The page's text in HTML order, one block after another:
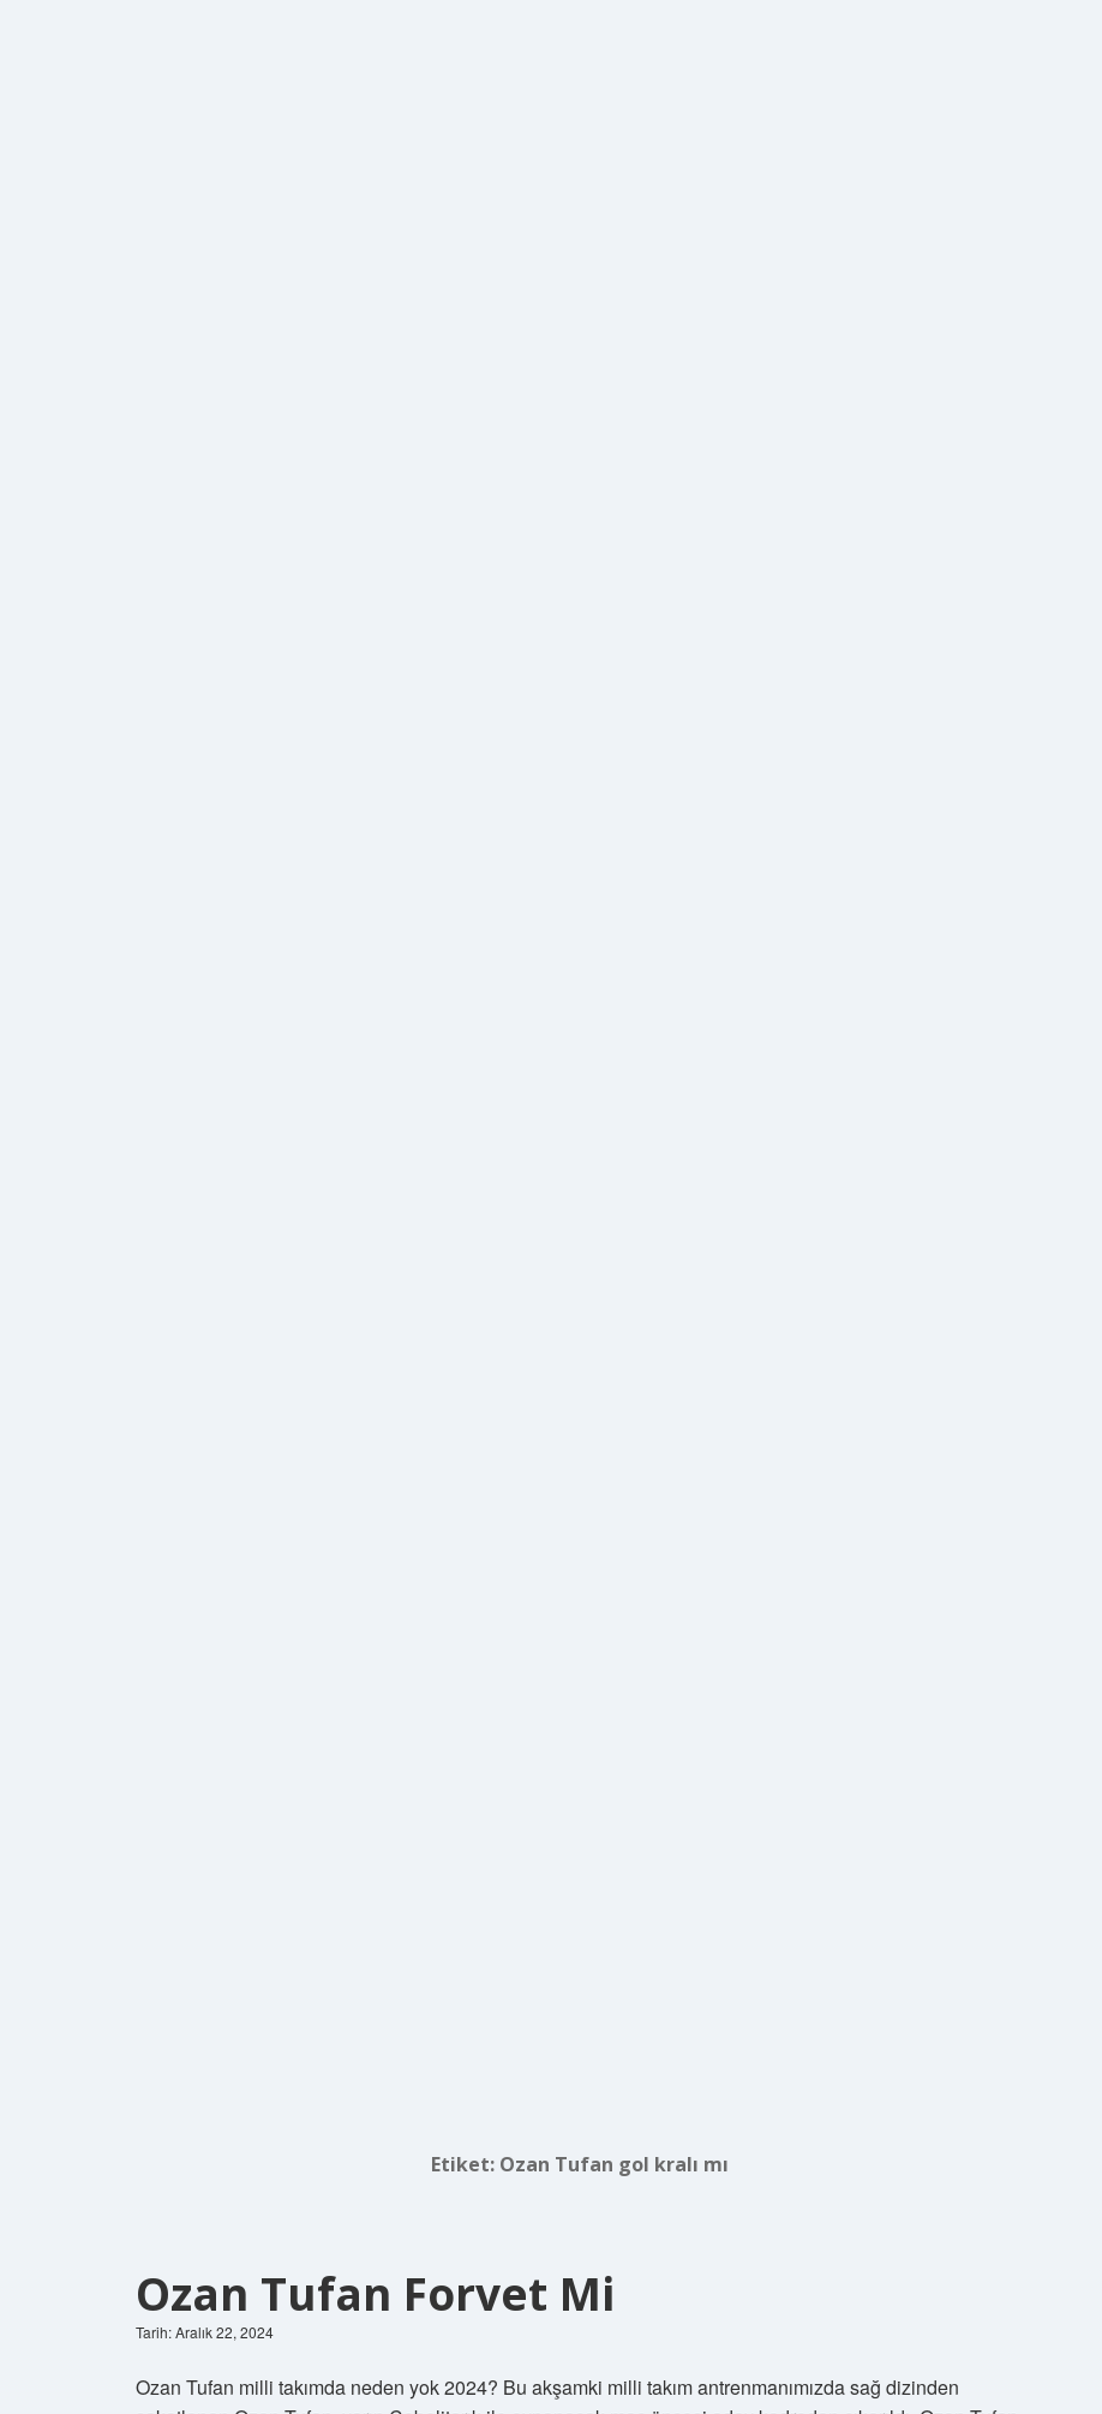
Etiket: Ozan Tufan gol kralı mı
Ozan Tufan Forvet Mi
Tarih: Aralık 22, 2024
Ozan Tufan milli takımda neden yok 2024? Bu akşamki milli takım antrenmanımızda sağ dizinden